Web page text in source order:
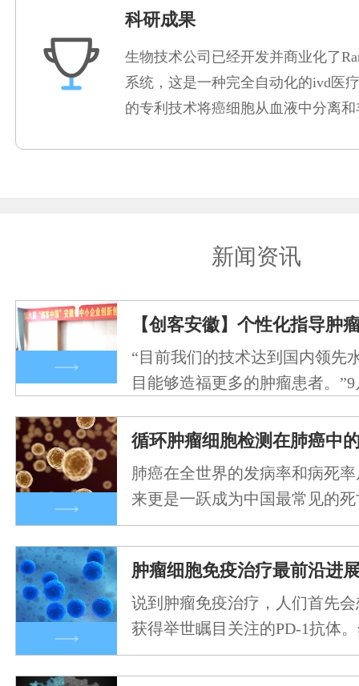
科研成果
生物技术公司已经开发并商业化了
系统，这是一种完全自动化的ivd医
的专利技术将癌细胞从血液中分离
新闻资讯
【创客安徽】个性化指导肿
“目前我们的技术达到国内领先
目能够造福更多的肿瘤患者。
循环肿瘤细胞检测在肺癌中
肺癌在全世界的发病率和病死
来更是一跃成为中国最常见的
乏理想的早期诊断…
肿瘤细胞免疫治疗最前沿进
说到肿瘤免疫治疗，人们首先
获得举世瞩目关注的PD-1抗体
疗在实体瘤领…